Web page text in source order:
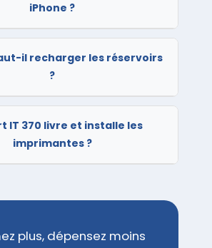
iPhone ?
il recharger les réservoirs
?
IT 370 livre et installe les
imprimantes ?
plus, dépensez moins